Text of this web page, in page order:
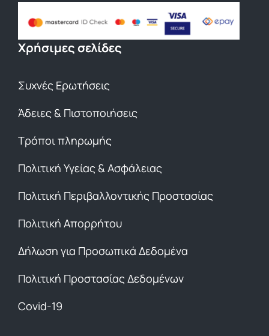
Χρήσιμες σελίδες
Συχνές Ερωτήσεις
Άδειες & Πιστοποιήσεις
Τρόποι πληρωμής
Πολιτική Υγείας & Ασφάλειας
Πολιτική Περιβαλλοντικής Προστασίας
Πολιτική Απορρήτου
Δήλωση για Προσωπικά Δεδομένα
Πολιτική Προστασίας Δεδομένων
Covid-19